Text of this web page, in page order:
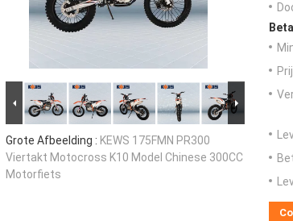
Grote Afbeelding : KEWS 175FMN PR300
Viertakt Motocross K10 Model Chinese 300CC
Motorfiets